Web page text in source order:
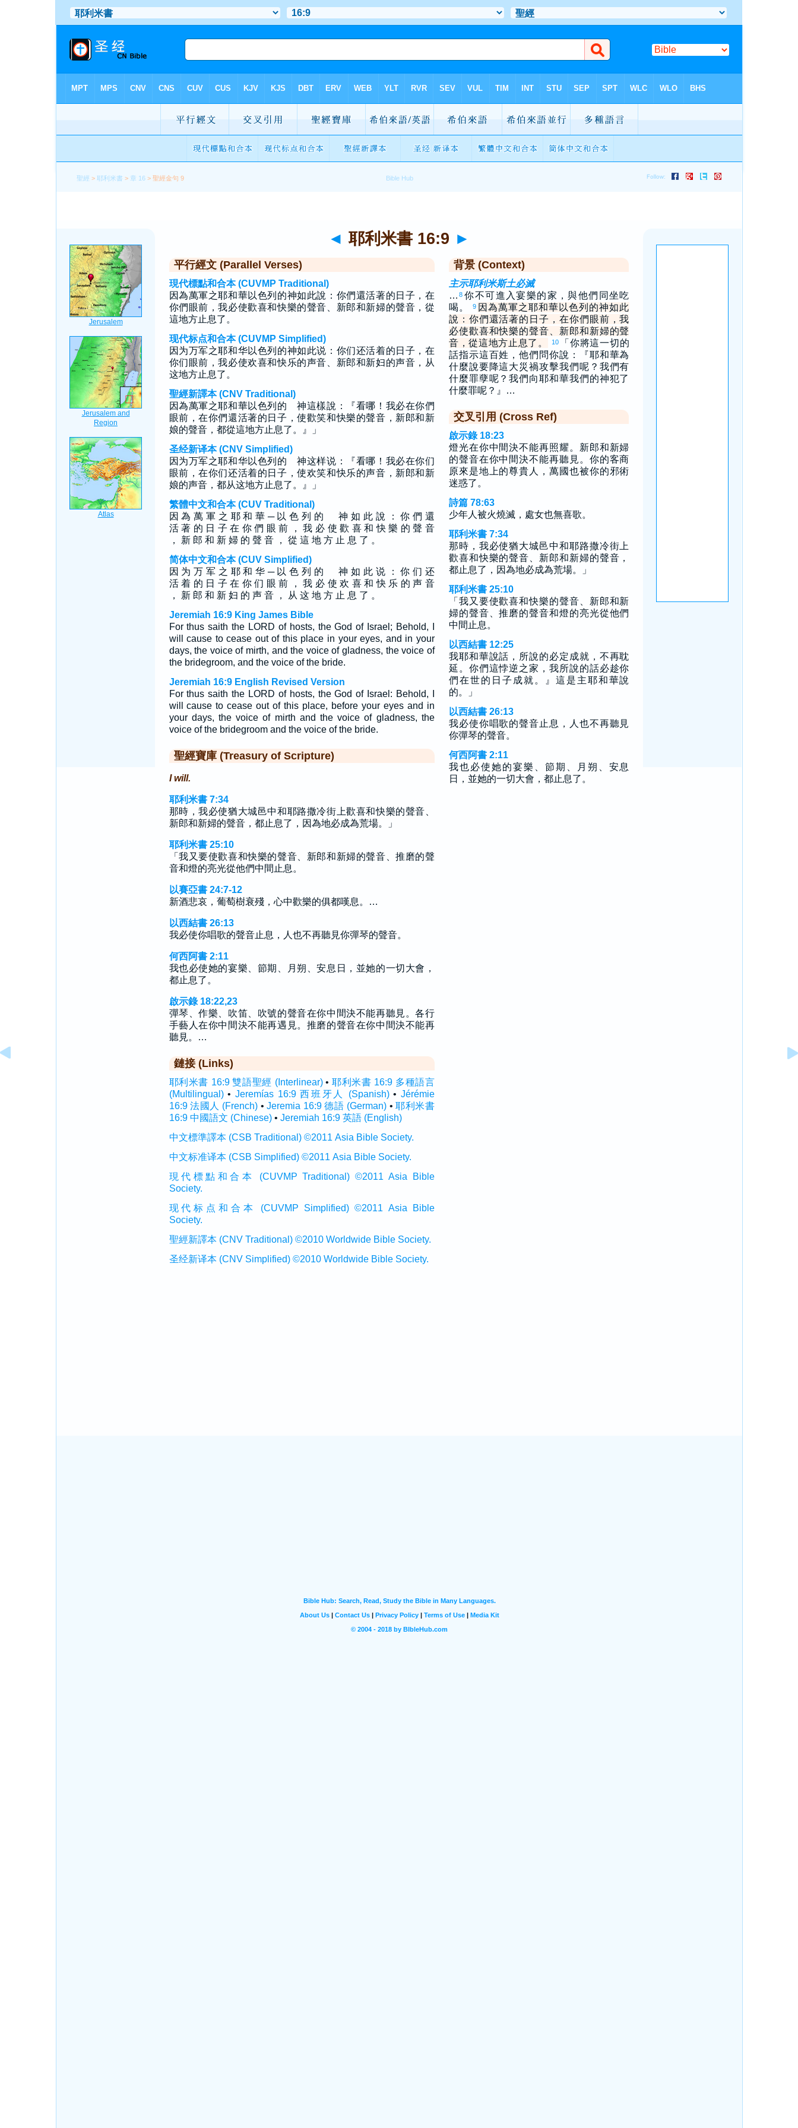
聖經 >耶利米書 > 章 16 > 聖經金句 9
◄ 耶利米書 16:9 ►
平行經文 (Parallel Verses)
現代標點和合本 (CUVMP Traditional)
因為萬軍之耶和華以色列的神如此說：你們還活著的日子，在
你們眼前，我必使歡喜和快樂的聲音、新郎和新婦的聲音，從
這地方止息了。
现代标点和合本 (CUVMP Simplified)
因为万军之耶和华以色列的神如此说：你们还活着的日子，在
你们眼前，我必使欢喜和快乐的声音、新郎和新妇的声音，从
这地方止息了。
聖經新譯本 (CNV Traditional)
因為萬軍之耶和華以色列的 神這樣說：『看哪！我必在你們
眼前，在你們還活著的日子，使歡笑和快樂的聲音，新郎和新
娘的聲音，都從這地方止息了。』」
圣经新译本 (CNV Simplified)
因为万军之耶和华以色列的 神这样说：『看哪！我必在你们
眼前，在你们还活着的日子，使欢笑和快乐的声音，新郎和新
娘的声音，都从这地方止息了。』」
繁體中文和合本 (CUV Traditional)
因 為 萬 軍 之 耶 和 華 ─ 以 色 列 的 神 如 此 說 ： 你 們 還
活 著 的 日 子 在 你 們 眼 前 ， 我 必 使 歡 喜 和 快 樂 的 聲 音
， 新 郎 和 新 婦 的 聲 音 ， 從 這 地 方 止 息 了 。
简体中文和合本 (CUV Simplified)
因 为 万 军 之 耶 和 华 ─ 以 色 列 的 神 如 此 说 ： 你 们 还
活 着 的 日 子 在 你 们 眼 前 ， 我 必 使 欢 喜 和 快 乐 的 声 音
， 新 郎 和 新 妇 的 声 音 ， 从 这 地 方 止 息 了 。
Jeremiah 16:9 King James Bible
For thus saith the LORD of hosts, the God of Israel; Behold, I
will cause to cease out of this place in your eyes, and in your
days, the voice of mirth, and the voice of gladness, the voice of
the bridegroom, and the voice of the bride.
Jeremiah 16:9 English Revised Version
For thus saith the LORD of hosts, the God of Israel: Behold, I
will cause to cease out of this place, before your eyes and in
your days, the voice of mirth and the voice of gladness, the
voice of the bridegroom and the voice of the bride.
聖經寶庫 (Treasury of Scripture)
I will.
耶利米書 7:34
那時，我必使猶大城邑中和耶路撒冷街上歡喜和快樂的聲音、
新郎和新婦的聲音，都止息了，因為地必成為荒場。」
耶利米書 25:10
「我又要使歡喜和快樂的聲音、新郎和新婦的聲音、推磨的聲
音和燈的亮光從他們中間止息。
以賽亞書 24:7-12
新酒悲哀，葡萄樹衰殘，心中歡樂的俱都嘆息。…
以西結書 26:13
我必使你唱歌的聲音止息，人也不再聽見你彈琴的聲音。
何西阿書 2:11
我也必使她的宴樂、節期、月朔、安息日，並她的一切大會，
都止息了。
啟示錄 18:22,23
彈琴、作樂、吹笛、吹號的聲音在你中間決不能再聽見。各行
手藝人在你中間決不能再遇見。推磨的聲音在你中間決不能再
聽見。…
鏈接 (Links)
耶利米書 16:9 雙語聖經 (Interlinear)•耶利米書 16:9 多種語言
(Multilingual)• Jeremías 16:9 西班牙人 (Spanish)• Jérémie
16:9 法國人 (French) •Jeremia 16:9 德語 (German) •耶利米書
16:9 中國語文 (Chinese)• Jeremiah 16:9 英語 (English)
中文標準譯本 (CSB Traditional) ©2011 Asia Bible Society.
中文标准译本 (CSB Simplified) ©2011 Asia Bible Society.
現代標點和合本 (CUVMP Traditional) ©2011 Asia Bible
Society.
现代标点和合本 (CUVMP Simplified) ©2011 Asia Bible
Society.
聖經新譯本 (CNV Traditional) ©2010 Worldwide Bible Society.
圣经新译本 (CNV Simplified) ©2010 Worldwide Bible Society.
背景 (Context)
主示耶利米斯土必滅
… 8 你不可進入宴樂的家，與他們同坐吃
喝。
9 因為萬軍之耶和華以色列的神如此
說：你們還活著的日子，在你們眼前，我
必使歡喜和快樂的聲音、新郎和新婦的聲
音，從這地方止息了。
10
「你將這一切的
話指示這百姓，他們問你說：『耶和華為
什麼說要降這大災禍攻擊我們呢？我們有
什麼罪孽呢？我們向耶和華我們的神犯了
什麼罪呢？』…
交叉引用 (Cross Ref)
啟示錄 18:23
燈光在你中間決不能再照耀。新郎和新婦
的聲音在你中間決不能再聽見。你的客商
原來是地上的尊貴人，萬國也被你的邪術
迷惑了。
詩篇 78:63
少年人被火燒滅，處女也無喜歌。
耶利米書 7:34
那時，我必使猶大城邑中和耶路撒冷街上
歡喜和快樂的聲音、新郎和新婦的聲音，
都止息了，因為地必成為荒場。」
耶利米書 25:10
「我又要使歡喜和快樂的聲音、新郎和新
婦的聲音、推磨的聲音和燈的亮光從他們
中間止息。
以西結書 12:25
我耶和華說話，所說的必定成就，不再耽
延。你們這悖逆之家，我所說的話必趁你
們在世的日子成就。』這是主耶和華說
的。」
以西結書 26:13
我必使你唱歌的聲音止息，人也不再聽見
你彈琴的聲音。
何西阿書 2:11
我也必使她的宴樂、節期、月朔、安息
日，並她的一切大會，都止息了。